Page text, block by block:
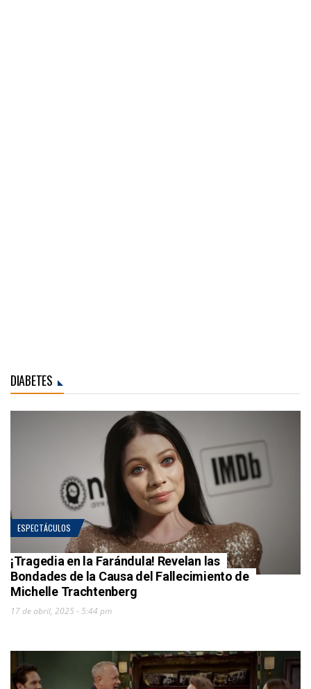
DIABETES
ESPECTÁCULOS
¡Tragedia en la Farándula! Revelan las
Bondades de la Causa del Fallecimiento de
Michelle Trachtenberg
17 de abril, 2025 - 5:44 pm